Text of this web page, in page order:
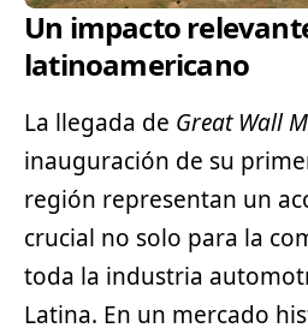
Un impacto
latinoamericano
La llegada de Great Wall
inauguración de su
región representan un
crucial no solo para la
toda la industria
Latina. En un mercado